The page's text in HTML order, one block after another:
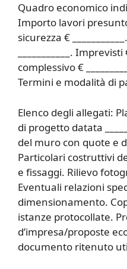
Quadro economico
Importo lavori presunto
sicurezza €
___________.
complessivo €
Termini e modalità di
Elenco degli allegati:
di progetto datata
del muro con quote e
Particolari costruttivi
e fissaggi. Rilievo
Eventuali relazioni
dimensionamento.
istanze protocollate.
d’impresa/proposte
documento ritenuto